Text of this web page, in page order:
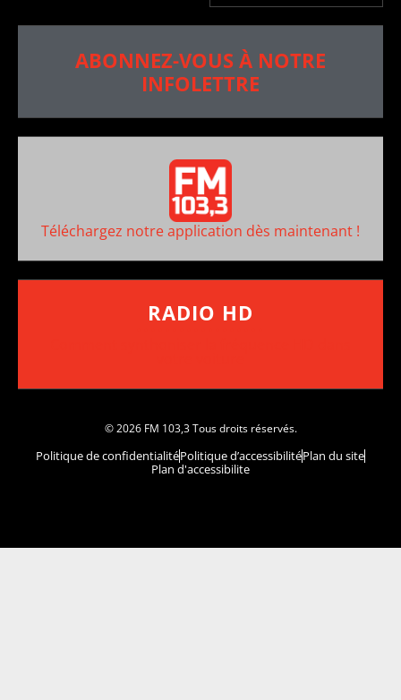
ABONNEZ-VOUS À NOTRE
INFOLETTRE
Téléchargez notre application dès maintenant !
RADIO HD
© 2026 FM 103,3 Tous droits réservés.
Politique de confidentialitéPolitique d’accessibilitéPlan du site
Plan d'accessibilite